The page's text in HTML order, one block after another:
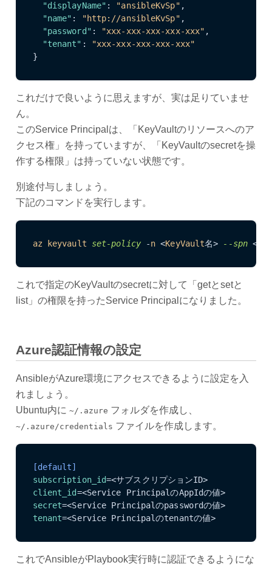
"displayName" : "ansibleKvSp" ,
"name" : "http://ansibleKvSp" ,
"password" : "xxx-xxx-xxx-xxx-xxx" ,
"tenant" :
"xxx-xxx-xxx-xxx-xxx"
}
これだけで良いように思えますが、実は足りていませ
ん。
このService Principalは、「KeyVaultのリソースへのア
クセス権」を持っていますが、「KeyVaultのsecretを操
作する権限」は持っていない状態です。
別途付与しましょう。
下記のコマンドを実行します。
az keyvault set-policy -n <KeyVault名> --spn <上
これで指定のKeyVaultのsecretに対して「getとsetと
list」の権限を持ったService Principalになりました。
Azure認証情報の設定
AnsibleがAzure環境にアクセスできるように設定を入
れましょう。
Ubuntu内に ~/.azure フォルダを作成し、
~/.azure/credentials ファイルを作成します。
[default]
subscription_id
client_id
secret
tenant=<Service Principalのtenantの値>
これでAnsibleがPlaybook実行時に認証できるようにな